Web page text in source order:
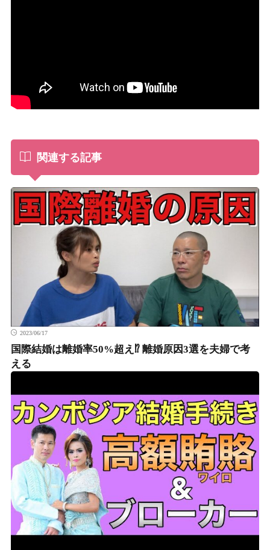
関連する記事
2023/06/17
国際結婚は離婚率50%超え⁉︎ 離婚原因3選を夫婦で考
える